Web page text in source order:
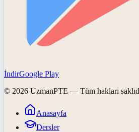
İndirGoogle Play
© 2026 UzmanPTE — Tüm hakları
Anasayfa
Dersler